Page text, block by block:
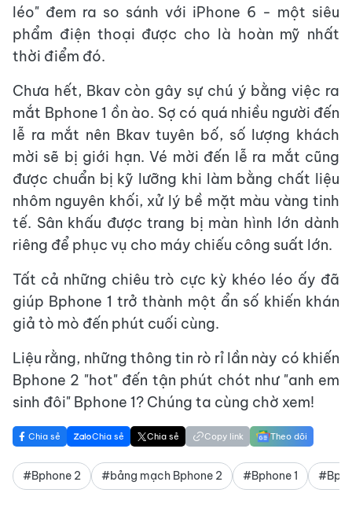
léo" đem ra so sánh với iPhone 6 - một siêu
phẩm điện thoại được cho là hoàn mỹ nhất
thời điểm đó.
Chưa hết, Bkav còn gây sự chú ý bằng việc ra
mắt Bphone 1 ồn ào. Sợ có quá nhiều người đến
lễ ra mắt nên Bkav tuyên bố, số lượng khách
mời sẽ bị giới hạn. Vé mời đến lễ ra mắt cũng
được chuẩn bị kỹ lưỡng khi làm bằng chất liệu
nhôm nguyên khối, xử lý bề mặt màu vàng tinh
tế. Sân khấu được trang bị màn hình lớn dành
riêng để phục vụ cho máy chiếu công suất lớn.
Tất cả những chiêu trò cực kỳ khéo léo ấy đã
giúp Bphone 1 trở thành một ẩn số khiến khán
giả tò mò đến phút cuối cùng.
Liệu rằng, những thông tin rò rỉ lần này có khiến
Bphone 2 "hot" đến tận phút chót như "anh em
sinh đôi" Bphone 1? Chúng ta cùng chờ xem!
Chia sẻ Chia sẻ Chia sẻ Copy link Theo dõi
#Bphone 2 #bảng mạch Bphone 2 #Bphone 1